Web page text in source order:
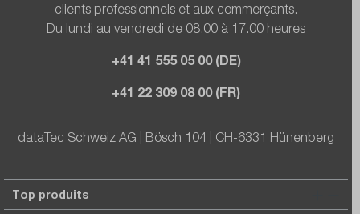
clients professionnels et aux commerçants.
Du lundi au vendredi de 08.00 à 17.00 heures
+41 41 555 05 00 (DE)
+41 22 309 08 00 (FR)
dataTec Schweiz AG | Bösch 104 | CH-6331 Hünenberg
Top produits